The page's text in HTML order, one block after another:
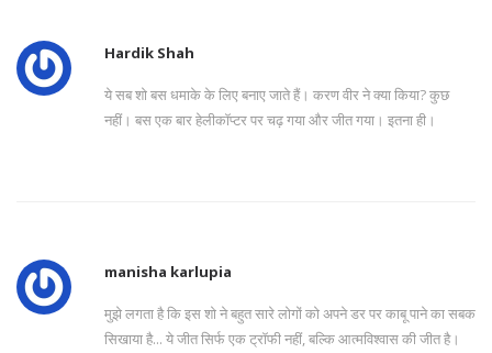
Hardik Shah
ये सब शो बस धमाके के लिए बनाए जाते हैं। करण वीर ने क्या किया? कुछ
नहीं। बस एक बार हेलीकॉप्टर पर चढ़ गया और जीत गया। इतना ही।
manisha karlupia
मुझे लगता है कि इस शो ने बहुत सारे लोगों को अपने डर पर काबू पाने का सबक
सिखाया है... ये जीत सिर्फ एक ट्रॉफी नहीं, बल्कि आत्मविश्वास की जीत है।